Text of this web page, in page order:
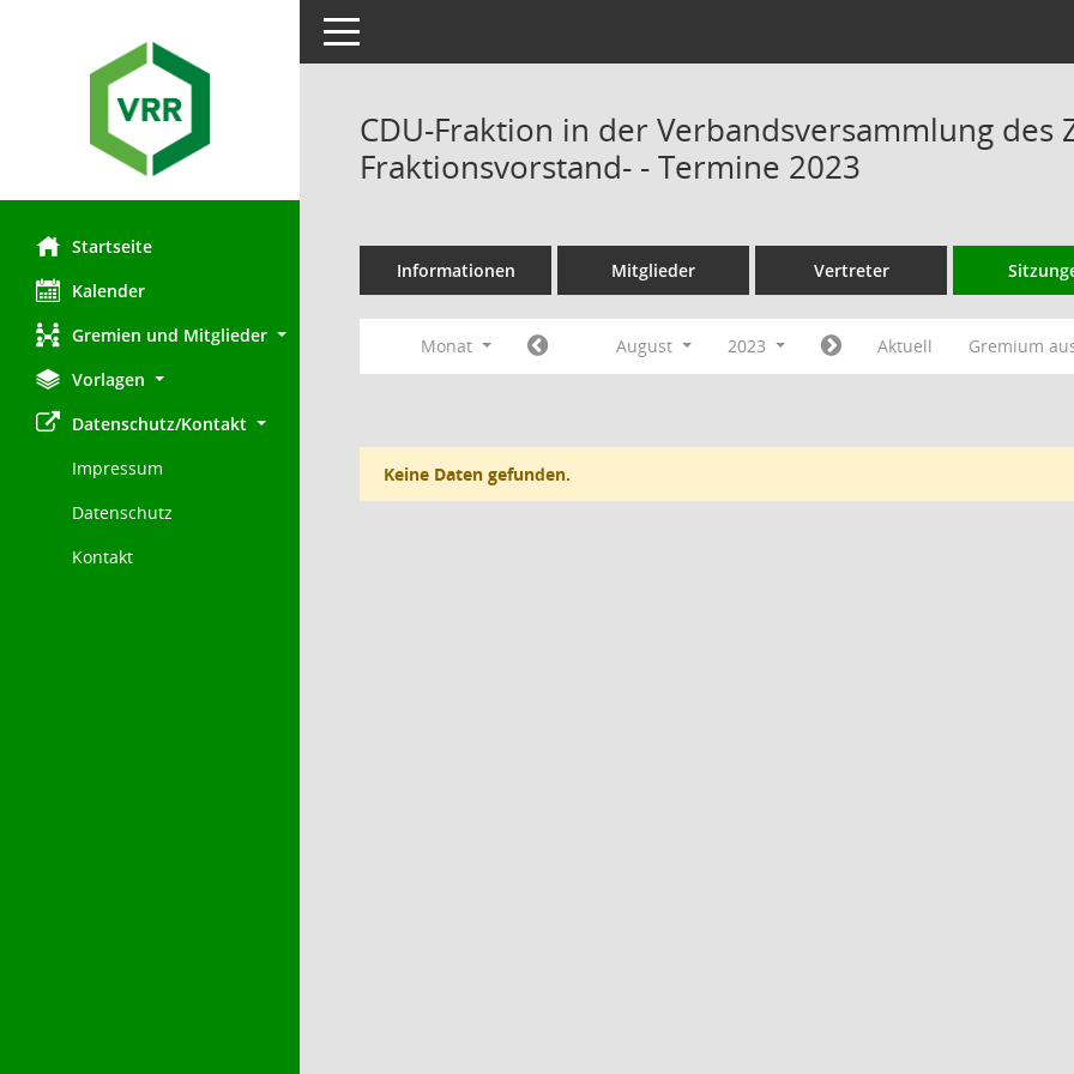
Startseite
Kalender
Gremien und Mitglieder
Vorlagen
Datenschutz/Kontakt
Impressum
Datenschutz
Kontakt
Toggle navigation
CDU-Fraktion in der Verbandsversammlung des
Fraktionsvorstand- - Termine 2023
Informationen Mitglieder Vertreter
Monat August 2023 Aktuell Gremium
Keine Daten gefunden.